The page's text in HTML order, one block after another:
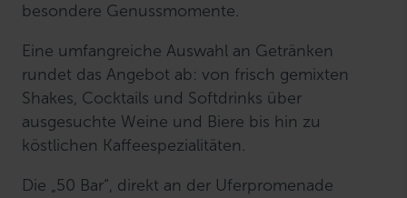
besondere Genussmomente.
Eine umfangreiche Auswahl an Getränken
rundet das Angebot ab: von frisch gemixten
Shakes, Cocktails und Softdrinks über
ausgesuchte Weine und Biere bis hin zu
köstlichen Kaffeespezialitäten.
Die „50 Bar“, direkt an der Uferpromenade